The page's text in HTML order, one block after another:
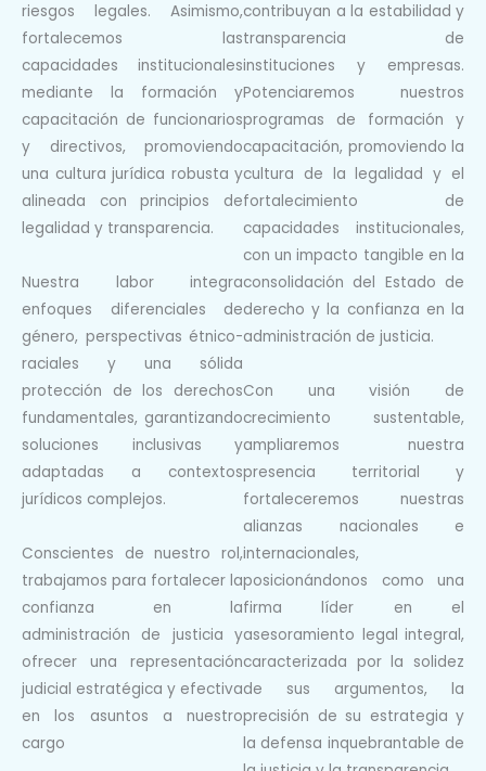
riesgos legales. Asimismo,
fortalecemos las
capacidades institucionales
mediante la formación y
capacitación de funcionarios
y directivos, promoviendo
una cultura jurídica robusta y
alineada conprincipios de
legalidad y transparencia.
Nuestra labor integra
enfoques diferenciales de
género, perspectivas étnico-
raciales y una sólida
protección de los derechos
fundamentales, garantizando
soluciones inclusivas y
adaptadas a contextos
jurídicos complejos.
Conscientes de nuestro rol,
trabajamos para fortalecer la
confianza en la
administración de justicia y
ofrecer una representación
judicial estratégica y efectiva
en los asuntos a nuestro
cargo
contribuyan a la estabilidad y
transparencia de
instituciones y empresas.
Potenciaremos nuestros
programas de formación y
capacitación, promoviendo la
cultura de la legalidad y el
fortalecimiento de
capacidades institucionales,
con un impacto tangible en la
consolidación del Estado de
derecho y la confianza en la
administración de justicia.
Con una visión de
crecimiento sustentable,
ampliaremos nuestra
presencia territorial y
fortaleceremos nuestras
alianzas nacionales e
internacionales,
posicionándonos como una
firmalíder en el
asesoramiento legal integral,
caracterizada por la solidez
de sus argumentos, la
precisión de su estrategia y
la defensa inquebrantable de